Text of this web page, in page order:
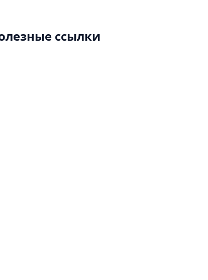
ссылки